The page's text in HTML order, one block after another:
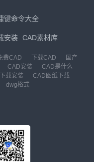
键命令大全
安装 CAD素材库
费CAD 下载CAD
国产
CAD安装
CAD是什么
载安装
CAD图纸下载
dwg格式